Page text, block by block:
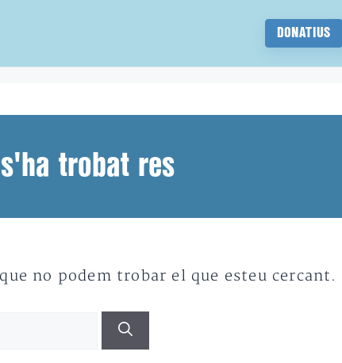
DONATIUS
s'ha trobat res
no podem trobar el que esteu